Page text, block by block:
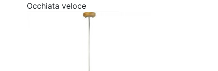
Occhiata veloce